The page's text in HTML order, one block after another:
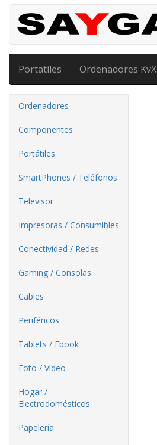
Portatiles Ordenadores KvX
Ordenadores
Componentes
Portátiles
SmartPhones / Teléfonos
Televisor
Impresoras / Consumibles
Conectividad / Redes
Gaming / Consolas
Cables
Periféricos
Tablets / Ebook
Foto / Video
Hogar /
Electrodomésticos
Papelería